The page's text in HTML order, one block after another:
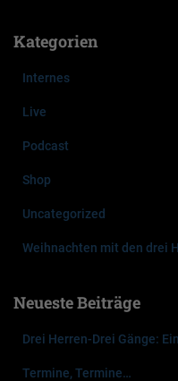
e
Kategorien
Internes
Live
Podcast
Shop
Uncategorized
Weihnachten mit den drei
Neueste Beiträge
Drei Herren-Drei Gänge:
Termine, Termine…